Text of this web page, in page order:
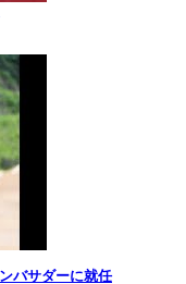
バサダーに就任